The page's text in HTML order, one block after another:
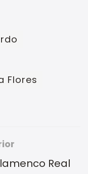
Flores
Real